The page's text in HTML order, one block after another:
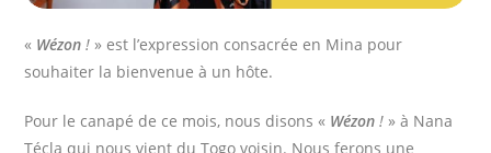
« Wézon ! » est l’expression consacrée en Mina pour
souhaiter la bienvenue à un hôte.
Pour le canapé de ce mois, nous disons « Wézon!» à Nana
Técla qui nous vient du Togo voisin. Nous ferons une